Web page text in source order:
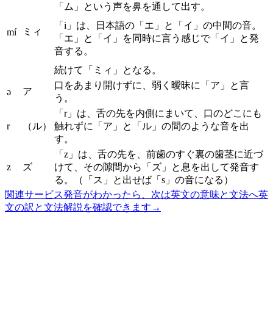
mí ミィ
「ム」という声を鼻を通して出す。
「i」は、日本語の「エ」と「イ」の中間の音。
「エ」と「イ」を同時に言う感じで「イ」と発
音する。
続けて「ミィ」となる。
ə ア
口をあまり開けずに、弱く曖昧に「ア」と言
う。
r （ル）
「r」は、舌の先を内側にまいて、口のどこにも
触れずに「ア」と「ル」の間のような音を出
す。
z ズ
「z」は、舌の先を、前歯のすぐ裏の歯茎に近づ
けて、その隙間から「ズ」と息を出して発音す
る。（「ス」と出せば「s」の音になる）
関連サービス発音がわかったら、次は英文の意味と文法へ英
文の訳と文法解説を確認できます →